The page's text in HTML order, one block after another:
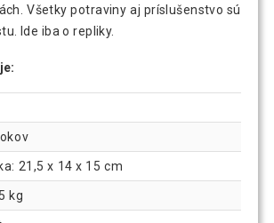
Všetky potraviny aj príslušenstvo sú
Ide iba o repliky.
21,5 x 14 x 15 cm
kg